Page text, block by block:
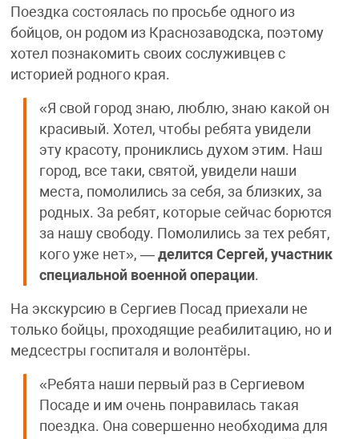
Поездка состоялась по просьбе одного из
бойцов, он родом из Краснозаводска, поэтому
хотел познакомить своих сослуживцев с
историей родного края.
«Я свой город знаю, люблю, знаю какой он
красивый. Хотел, чтобы ребята увидели
эту красоту, прониклись духом этим. Наш
город, все таки, святой, увидели наши
места, помолились за себя, за близких, за
родных. За ребят, которые сейчас борются
за нашу свободу. Помолились за тех ребят,
кого уже нет», — делится Сергей, участник
специальной военной операции.
На экскурсию в Сергиев Посад приехали не
только бойцы, проходящие реабилитацию, но и
медсестры госпиталя и волонтёры.
«Ребята наши первый раз в Сергиевом
Посаде и им очень понравилась такая
поездка. Она совершенно необходима для